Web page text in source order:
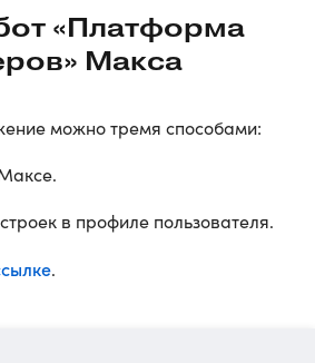
«Платформа
Макса
можно тремя способами:
в профиле пользователя.
.